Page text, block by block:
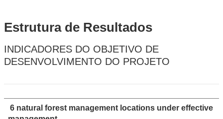
Estrutura de Resultados
INDICADORES DO OBJETIVO DE
DESENVOLVIMENTO DO PROJETO
6 natural forest management locations under effective